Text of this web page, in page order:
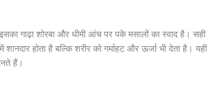
गाढ़ा शोरबा और धीमी आंच पर पके मसालों का स्वाद है। सही
होता है बल्कि शरीर को गर्माहट और ऊर्जा भी देता है। यही
हैं।